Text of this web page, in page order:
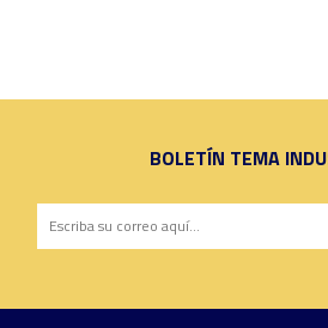
BOLETÍN TEMA